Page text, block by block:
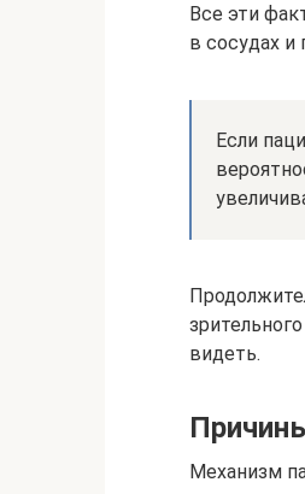
Все эти
в сосудах
Если
видеть.
Механизм